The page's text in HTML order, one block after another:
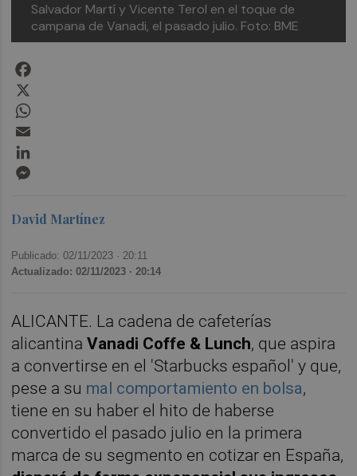
Salvador Martí y Vicente Terol en el toque de
campana de Vanadi, el pasado julio. Foto: BME
David Martínez
Publicado: 02/11/2023 · 20:11
Actualizado: 02/11/2023 · 20:14
ALICANTE. La cadena de cafeterías
alicantinaVanadi Coffe & Lunch, que aspira
a convertirse en el 'Starbucks español' y que,
pese a su mal comportamiento en bolsa,
tiene en su haber el hito de haberse
convertido el pasado julio en la primera
marca de su segmento en cotizar en España,